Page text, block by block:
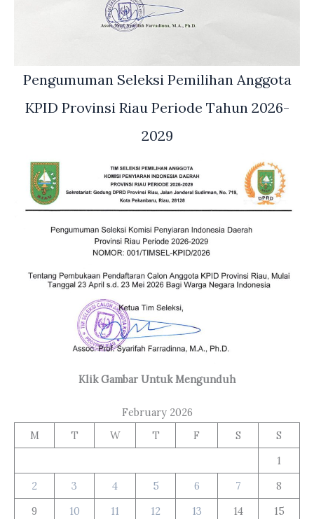
Pengumuman Seleksi Pemilihan Anggota
KPID Provinsi Riau Periode Tahun 2026-
2029
Klik Gambar Untuk Mengunduh
February 2026
M
T W T F S
S
1
2
3 4 5 6 7
8
9
10 11 12 13 14
15